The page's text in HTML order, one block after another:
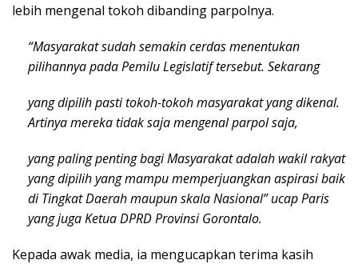
lebih mengenal tokoh dibanding parpolnya.
“Masyarakat sudah semakin cerdas menentukan
pilihannya pada Pemilu Legislatif tersebut. Sekarang
yang dipilih pasti tokoh-tokoh masyarakat yang dikenal.
Artinya mereka tidak saja mengenal parpol saja,
yang paling penting bagi Masyarakat adalah wakil rakyat
yang dipilih yang mampu memperjuangkan aspirasi baik
di Tingkat Daerah maupun skala Nasional” ucap Paris
yang juga Ketua DPRD Provinsi Gorontalo.
Kepada awak media, ia mengucapkan terima kasih